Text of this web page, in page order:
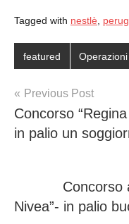
Tagged with nestlè
featured
Post
navigation
Previous Post
Concorso
in palio un
Concorso
Nivea”- in palio